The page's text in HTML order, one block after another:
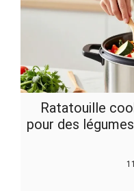
Ratatouille
pour des